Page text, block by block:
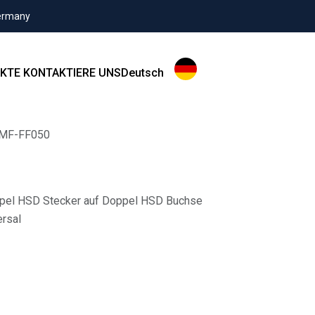
KONTAKTIERE UNSDeutsch
FF050
HSD Stecker auf Doppel HSD Buchse